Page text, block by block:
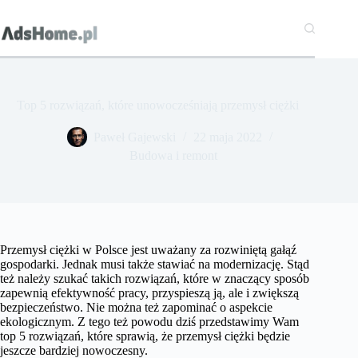
treści
Przemysł ciężki w Polsce jest uważany za rozwiniętą gałąź
gospodarki. Jednak musi także stawiać na modernizację. Stąd
też należy szukać takich rozwiązań, które w znaczący sposób
zapewnią efektywność pracy, przyspieszą ją, ale i zwiększą
bezpieczeństwo. Nie można też zapominać o aspekcie
ekologicznym. Z tego też powodu dziś przedstawimy Wam
top 5 rozwiązań, które sprawią, że przemysł ciężki będzie
jeszcze bardziej nowoczesny.